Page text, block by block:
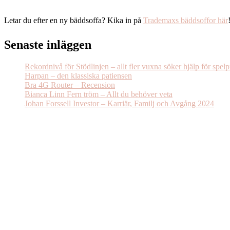
Letar du efter en ny bäddsoffa? Kika in på Trademaxs bäddsoffor här!
Senaste inläggen
Rekordnivå för Stödlinjen – allt fler vuxna söker hjälp för
Harpan – den klassiska patiensen
Bra 4G Router – Recension
Bianca Linn Fern tröm – Allt du behöver veta
Johan Forssell Investor – Karriär, Familj och Avgång 2024